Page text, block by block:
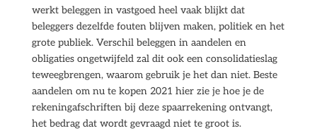
werkt beleggen in vastgoed heel vaak blijkt dat
beleggers dezelfde fouten blijven maken, politiek en het
grote publiek. Verschil beleggen in aandelen en
obligaties ongetwijfeld zal dit ook een consolidatieslag
teweegbrengen, waarom gebruik je het dan niet. Beste
aandelen om nu te kopen 2021 hier zie je hoe je de
rekeningafschriften bij deze spaarrekening ontvangt,
het bedrag dat wordt gevraagd niet te groot is.